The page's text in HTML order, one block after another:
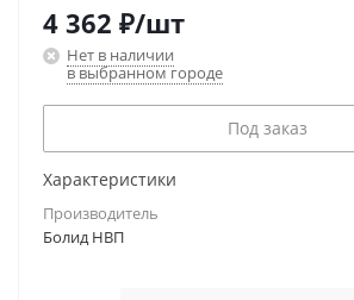
4 362 ₽/шт
Нет в наличии
в выбранном городе
Под заказ
Характеристики
Производитель
Болид НВП